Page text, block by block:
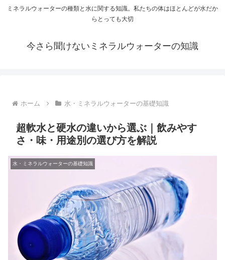
ミネラルウォーターの種類と水に関する知識。私たちの体はほとんどが水だか
らとっても大切
今さら聞けないミネラルウォーターの知識
ホーム 水・ミネラルウォーターの基礎知識
超軟水と硬水の違いから選ぶ｜飲みやす
さ・味・用途別の選び方を解説
水・ミネラルウォーターの基礎知識